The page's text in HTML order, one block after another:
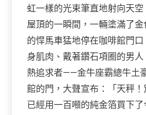
虹一樣的光束筆直地射向天
屋頂的一瞬間，一輛塗滿了
的悍馬車猛地停在咖啡館門
身肌肉、戴著鑽石項圈的男
熱追求者——金牛座霸總牛土
館的門，大聲宣布：「天秤
已經用一百噸的純金箔買下了